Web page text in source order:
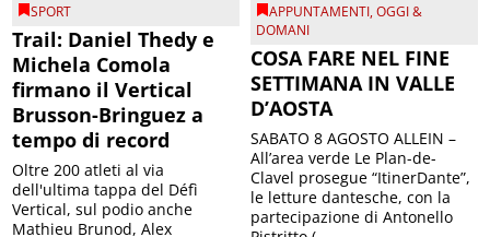
SPORT
Trail: Daniel Thedy e
Michela Comola
firmano il Vertical
Brusson-Bringuez a
tempo di record
Oltre 200 atleti al via
dell'ultima tappa del Défì
Vertical, sul podio anche
Mathieu Brunod, Alex
APPUNTAMENTI,OGGI &
DOMANI
COSA FARE NEL FINE
SETTIMANA IN VALLE
D’AOSTA
SABATO 8 AGOSTO ALLEIN –
All’area verde Le Plan-de-
Clavel prosegue “ItinerDante”,
le letture dantesche, con la
partecipazione di Antonello